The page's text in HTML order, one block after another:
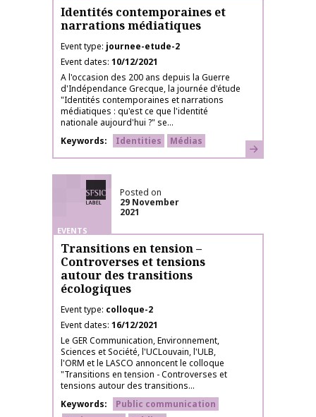
Identités contemporaines et
narrations médiatiques
Event type journee-etude-2
Event dates 10/12/2021
A l'occasion des 200 ans depuis la Guerre
d'Indépendance Grecque, la journée d'étude
"Identités contemporaines et narrations
médiatiques : qu'est ce que l'identité
nationale aujourd'hui ?" se...
Keywords
Identities Médias Learn more
SFSIC labelled
EVENTS
Posted on
29 November
2021
Transitions en tension –
Controverses et tensions
autour des transitions
écologiques
Event type colloque-2
Event dates 16/12/2021
Le GER Communication, Environnement,
Sciences et Société, l'UCLouvain, l'ULB,
l'ORM et le LASCO annoncent le colloque
"Transitions en tension - Controverses et
tensions autour des transitions...
Keywords
Public communication